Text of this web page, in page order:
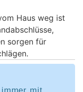
Haus weg ist
sorgen für